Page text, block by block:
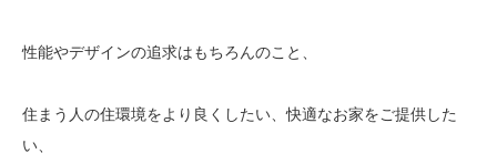
性能やデザインの追求はもちろんのこと、
住まう人の住環境をより良くしたい、快適なお家をご提供した
い、